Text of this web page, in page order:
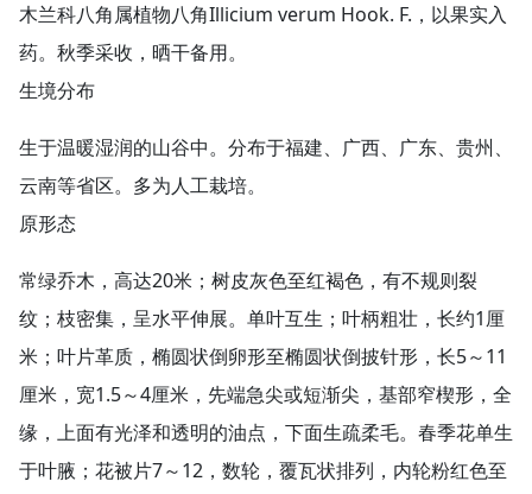
木兰科八角属植物八角Illicium verum Hook. F.，以果实入
药。秋季采收，晒干备用。
生境分布
生于温暖湿润的山谷中。分布于福建、广西、广东、贵州、
云南等省区。多为人工栽培。
原形态
常绿乔木，高达20米；树皮灰色至红褐色，有不规则裂
纹；枝密集，呈水平伸展。单叶互生；叶柄粗壮，长约1厘
米；叶片革质，椭圆状倒卵形至椭圆状倒披针形，长5～11
厘米，宽1.5～4厘米，先端急尖或短渐尖，基部窄楔形，全
缘，上面有光泽和透明的油点，下面生疏柔毛。春季花单生
于叶腋；花被片7～12，数轮，覆瓦状排列，内轮粉红色至